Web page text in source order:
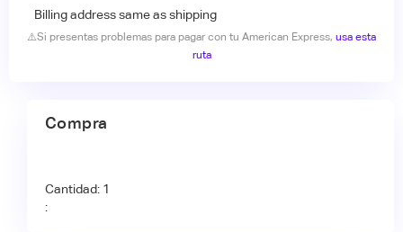
Billing address same as shipping
⚠️Si presentas problemas para pagar con tu American Express, usa esta
ruta
Compra
1
: